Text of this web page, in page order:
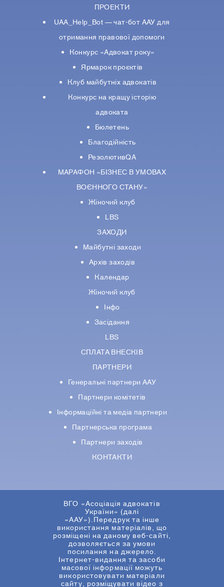
ПРОЕКТИ
UAA_Help_Bot — чат-бот ААУ для
отримання правової допомоги
Конкурс «Адвокат року»
Ярмарок проєктів
Клуб майбутніх адвокатів
Конкурс на кращу історію
адвоката
Бюлетень
Благодійність
РезолютивQA
МАРАФОН «БІЗНЕС В УМОВАХ
ВОЄННОГО СТАНУ»
Жіночий клуб
LBS
ЗАХОДИ
Майбутні заходи
Архів заходів
Календар
Жіночий клуб
Інфо
Засідання
LBS
СПЛАТА ВНЕСКІВ
ПАРТНЕРИ
Генеральні партнери ААУ
Партнери комiтетiв
Iнформацiйнi та медіа партнери
Партнерська програма
Партнери заходів
КОНТАКТИ
ВГО «Асоціація адвокатів
України» (далі
«ААУ»).Передрук та інше
використання матеріалів, що
розміщені на даному веб-сайті,
дозволяється за умови
посилання на джерело.
Інтернет-видання та засоби
масової інформації можуть
використовувати матеріали
сайту, розміщувати відео з